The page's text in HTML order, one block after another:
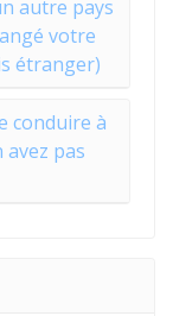
autre pays
votre
étranger)
conduire à
pas